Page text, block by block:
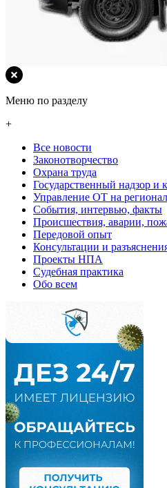
Меню по разделу
+
Все новости
Законотворчество
Охрана труда
Государственный надзор и
Управление ОТ на
События, интервью, факты
Происшествия, аварии,
Передовой опыт
Консультации и
Проекты НПА
Судебная практика
Обо всем